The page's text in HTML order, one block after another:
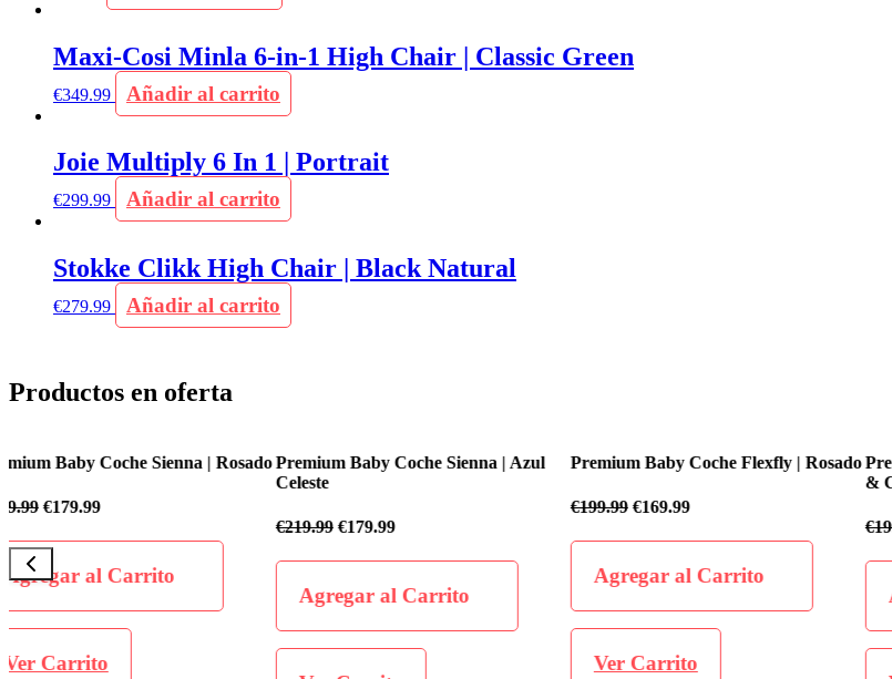
Maxi-Cosi Minla 6-in-1 High Chair | Classic Green
€349.99 Añadir al carrito
Joie Multiply 6 In 1 | Portrait
€299.99 Añadir al carrito
Stokke Clikk High Chair | Black Natural
€279.99 Añadir al carrito
Productos en oferta
Premium Baby Coche Sienna | Azul
Premium Baby Coche Flexfly | RosadoPremium Baby Coche Flexfly | Negro